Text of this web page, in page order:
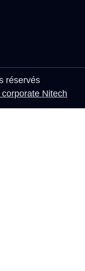
réservés
corporate Nitech